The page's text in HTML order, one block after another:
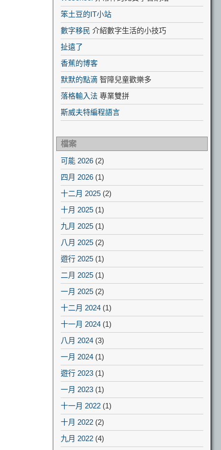
笨土豆的IT小站
數字移民 介紹數字生活的小技巧
扯遠了
香蕉的博客
默默的點滴 智障兒童歡樂多
落格輸入法 專業雙拼
斯威夫特編程語言
檔案
可能 2026 (2)
四月 2026 (1)
十二月 2025 (2)
十月 2025 (1)
九月 2025 (1)
八月 2025 (2)
遊行 2025 (1)
二月 2025 (1)
一月 2025 (2)
十二月 2024 (1)
十一月 2024 (1)
八月 2024 (3)
一月 2024 (1)
遊行 2023 (1)
一月 2023 (1)
十一月 2022 (1)
十月 2022 (2)
九月 2022 (4)